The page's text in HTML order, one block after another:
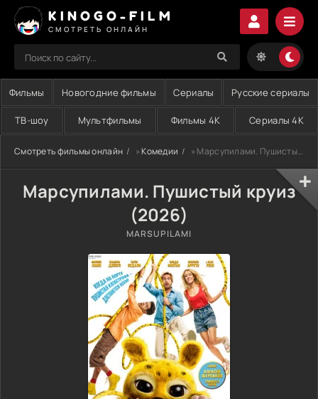
KINOGO-FILM
СМОТРЕТЬ ОНЛАЙН
Фильмы Новогодние фильмы Сериалы Русские сериалы
ТВ-шоу Мультфильмы Фильмы 4K Сериалы 4K
Смотреть фильмы онлайн »Комедии » Марсупилами. Пушистый круиз (2026)
Марсупилами. Пушистый круиз
(2026)
MARSUPILAMI